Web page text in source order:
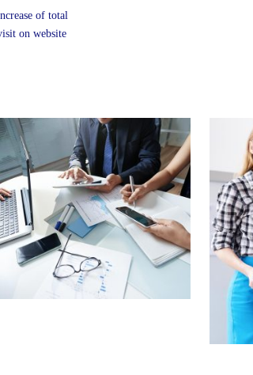
of total
on website